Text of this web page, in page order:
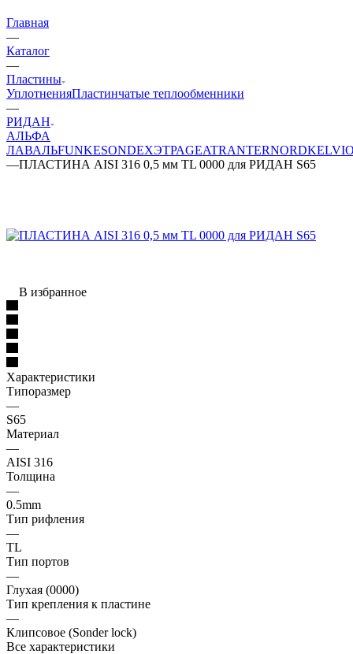
Главная
—
Каталог
—
Пластины
УплотненияПластинчатые теплообменники
—
РИДАН
АЛЬФА
ЛАВАЛЬFUNKESONDEXЭТРАGEATRANTERNORD
—ПЛАСТИНА AISI 316 0,5 мм TL 0000 для РИДАН S65
В избранное
Характеристики
Типоразмер
—
S65
Материал
—
AISI 316
Толщина
—
0.5mm
Тип рифления
—
TL
Тип портов
—
Глухая (0000)
Тип крепления к пластине
—
Клипсовое (Sonder lock)
Все характеристики